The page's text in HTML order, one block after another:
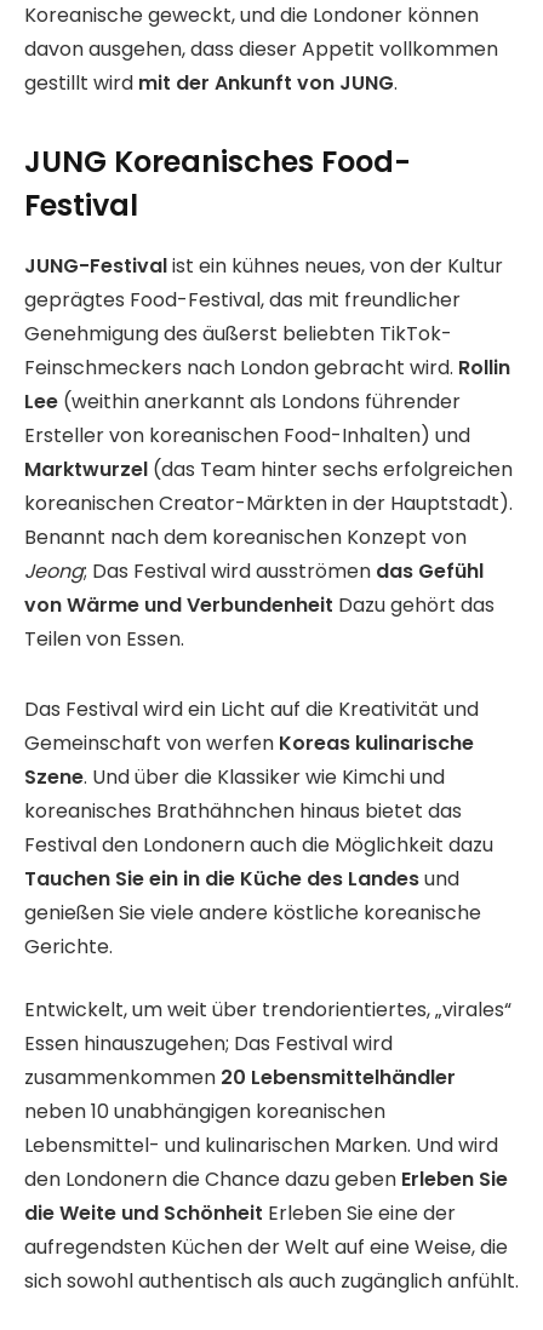
Koreanische geweckt, und die Londoner können
davon ausgehen, dass dieser Appetit vollkommen
gestillt wird mit der Ankunft von JUNG.
JUNG Koreanisches Food-
Festival
JUNG-Festivalist ein kühnes neues, von der Kultur
geprägtes Food-Festival, das mit freundlicher
Genehmigung des äußerst beliebten TikTok-
Feinschmeckers nach London gebracht wird. Rollin
Lee (weithin anerkannt als Londons führender
Ersteller von koreanischen Food-Inhalten) und
Marktwurzel (das Team hinter sechs erfolgreichen
koreanischen Creator-Märkten in der Hauptstadt).
Benannt nach dem koreanischen Konzept von
Jeong; Das Festival wird ausströmen das Gefühl
von Wärme und Verbundenheit Dazu gehört das
Teilen von Essen.
Das Festival wird ein Licht auf die Kreativität und
Gemeinschaft von werfen Koreas kulinarische
Szene. Und über die Klassiker wie Kimchi und
koreanisches Brathähnchen hinaus bietet das
Festival den Londonern auch die Möglichkeit dazu
Tauchen Sie ein in die Küche des Landesund
genießen Sie viele andere köstliche koreanische
Gerichte.
Entwickelt, um weit über trendorientiertes, „virales“
Essen hinauszugehen; Das Festival wird
zusammenkommen 20 Lebensmittelhändler
neben 10 unabhängigen koreanischen
Lebensmittel- und kulinarischen Marken. Und wird
den Londonern die Chance dazu geben Erleben Sie
die Weite und Schönheit Erleben Sie eine der
aufregendsten Küchen der Welt auf eine Weise, die
sich sowohl authentisch als auch zugänglich anfühlt.